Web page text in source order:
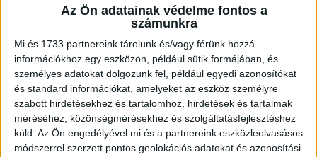
Az Ön adatainak védelme fontos a
számunkra
Mi és 1733 partnereink tárolunk és/vagy férünk hozzá
információkhoz egy eszközön, például sütik formájában, és
személyes adatokat dolgozunk fel, például egyedi azonosítókat
és standard információkat, amelyeket az eszköz személyre
szabott hirdetésekhez és tartalomhoz, hirdetések és tartalmak
méréséhez, közönségmérésekhez és szolgáltatásfejlesztéshez
küld. Az Ön engedélyével mi és a partnereink eszközleolvasásos
módszerrel szerzett pontos geolokációs adatokat és azonosítási
Azt mondja, nem feltétlenül követ szigorú diétát, annak
érdekében, hogy megőrizze a testalkatát, akkor eszik, amikor
éppen megfelel neki, viszont igyekszik egészségesen étkezni,
és rendszeresen edz.
Azt is elmesélte, hogy az első 5 évben egyáltalán nem szedett
semmilyen táplálék-kiegészítőt. Az étrendjében rizs, csirkemell
és kolbász szerepelt, és a folyamatos edzéssel így is sikerült
nagyszerű eredményeket elérnie. Mostanra azonban nincsenek
ellenére a protein shake-ek sem, és azt mondja, ha az
embernek éppen nincs ideje rendesen enni, miért is ne